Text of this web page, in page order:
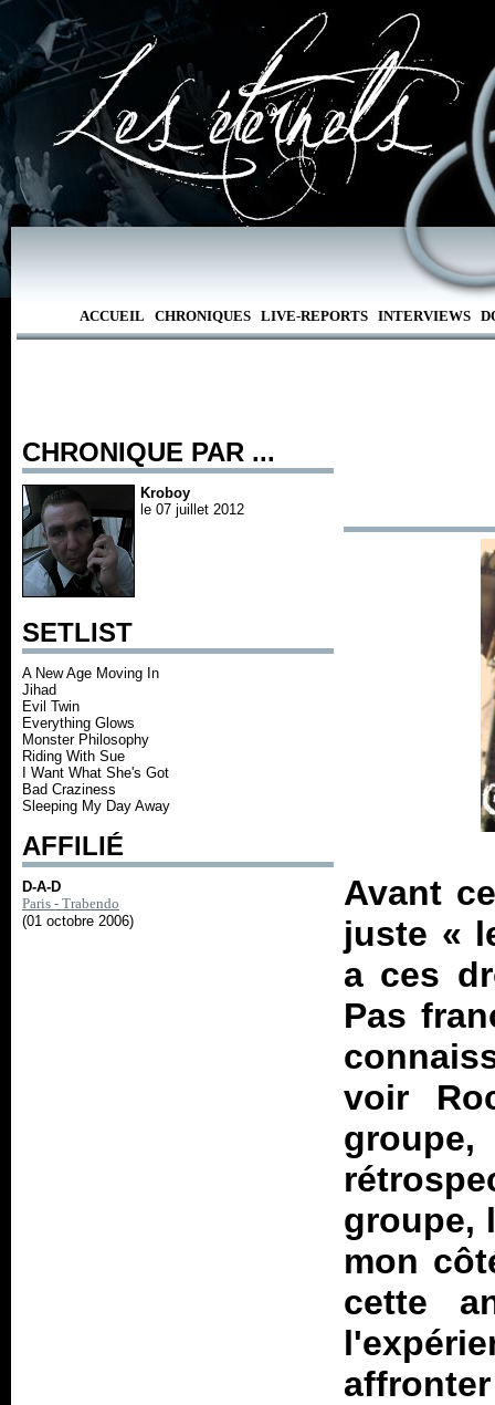
ACCUEIL CHRONIQUES LIVE-REPORTS INTERVIEWS
CHRONIQUE PAR ...
Kroboy
le 07 juillet 2012
SETLIST
A New Age Moving In
Jihad
Evil Twin
Everything Glows
Monster Philosophy
Riding With Sue
I Want What She's Got
Bad Craziness
Sleeping My Day Away
AFFILIÉ
D-A-D
Paris - Trabendo
(01 octobre 2006)
Avant
juste «
a ces
Pas
voir
groupe,
mon
cette